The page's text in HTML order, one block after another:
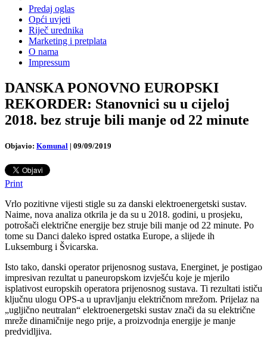
Predaj oglas
Opći uvjeti
Riječ urednika
Marketing i pretplata
O nama
Impressum
DANSKA PONOVNO EUROPSKI
REKORDER: Stanovnici su u cijeloj
2018. bez struje bili manje od 22 minute
Objavio: Komunal | 09/09/2019
Print
Vrlo pozitivne vijesti stigle su za danski elektroenergetski sustav.
Naime, nova analiza otkrila je da su u 2018. godini, u prosjeku,
potrošači električne energije bez struje bili manje od 22 minute. Po
tome su Danci daleko ispred ostatka Europe, a slijede ih
Luksemburg i Švicarska.
Isto tako, danski operator prijenosnog sustava, Energinet, je postigao
impresivan rezultat u paneuropskom izvješću koje je mjerilo
isplativost europskih operatora prijenosnog sustava. Ti rezultati ističu
ključnu ulogu OPS-a u upravljanju električnom mrežom. Prijelaz na
„ugljično neutralan“ elektroenergetski sustav znači da su električne
mreže dinamičnije nego prije, a proizvodnja energije je manje
predvidljiva.